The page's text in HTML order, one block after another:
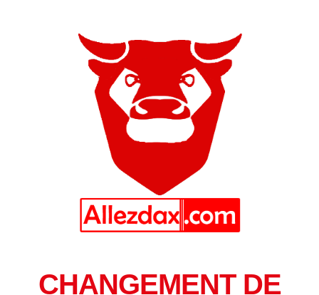
CHANGEMENT DE